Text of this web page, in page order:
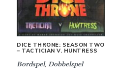
DICE THRONE: SEASON TWO
– TACTICIAN V. HUNTRESS
Bordspel, Dobbelspel